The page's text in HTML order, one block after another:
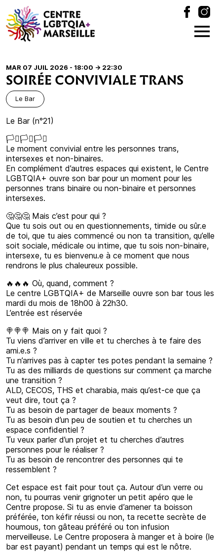
MAR 07 JUIL 2026 - 18:00 -> 22:30
SOIRÉE CONVIVIALE TRANS
Le Bar
Le Bar (n°21)
🏳️‍⚧️🏳️‍⚧️🏳️‍⚧️
Le moment convivial entre les personnes trans,
intersexes et non-binaires.
En complément d’autres espaces qui existent, le Centre
LGBTQIA+ ouvre son bar pour un moment pour les
personnes trans binaire ou non-binaire et personnes
intersexes.
🤔🤔🤔 Mais c’est pour qui ?
Que tu sois out ou en questionnements, timide ou sûr.e
de toi, que tu aies commencé ou non ta transition, qu’elle
soit sociale, médicale ou intime, que tu sois non-binaire,
intersexe, tu es bienvenu.e à ce moment que nous
rendrons le plus chaleureux possible.
🔥🔥🔥 Où, quand, comment ?
Le centre LGBTQIA+ de Marseille ouvre son bar tous les
mardi du mois de 18h00 à 22h30.
L’entrée est réservée
🍭🍭🍭 Mais on y fait quoi ?
Tu viens d’arriver en ville et tu cherches à te faire des
ami.e.s ?
Tu n’arrives pas à capter tes potes pendant la semaine ?
Tu as des milliards de questions sur comment ça marche
une transition ?
ALD, CECOS, THS et charabia, mais qu’est-ce que ça
veut dire, tout ça ?
Tu as besoin de partager de beaux moments ?
Tu as besoin d’un peu de soutien et tu cherches un
espace confidentiel ?
Tu veux parler d’un projet et tu cherches d’autres
personnes pour le réaliser ?
Tu as besoin de rencontrer des personnes qui te
ressemblent ?
Cet espace est fait pour tout ça. Autour d’un verre ou
non, tu pourras venir grignoter un petit apéro que le
Centre propose. Si tu as envie d’amener ta boisson
préférée, ton kéfir réussi ou non, ta recette secrète de
houmous, ton gâteau préféré ou ton infusion
merveilleuse. Le Centre proposera à manger et à boire (le
bar est payant) pendant un temps qui est le nôtre.